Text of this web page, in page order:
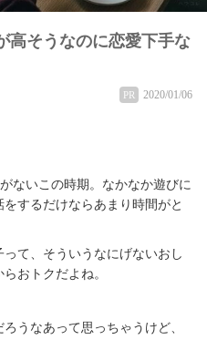
高そうなのに恋愛下手な
PR 2020/01/06
ないこの時期。なかなか遊びに
するだけならあまり時間がと
て、そういうなにげないおし
おトクだよね。
うなあって思っちゃうけど、